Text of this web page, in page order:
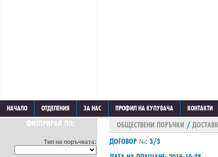
НАЧАЛО ОТДЕЛЕНИЯ ЗА НАС ПРОФИЛ НА КУПУВАЧА КОНТАКТИ
ФИЛТРИРАЙ ПО:
Тип на поръчката:
ОБЩЕСТВЕНИ ПОРЪЧКИ /
ДОГОВОР №: 3/3